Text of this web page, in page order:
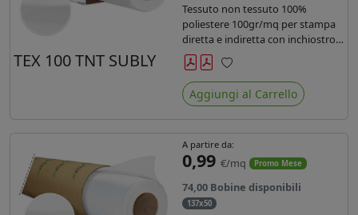
TEX 100 TNT SUBLY
Tessuto non tessuto 100%
poliestere 100gr/mq per stampa
diretta e indiretta con inchiostro
sublimatico, latex e uv.
Preferiti
Aggiungi al Carrello
A partire da:
0,99 €/mq Promo Mese
74,00 Bobine disponibili
137x50